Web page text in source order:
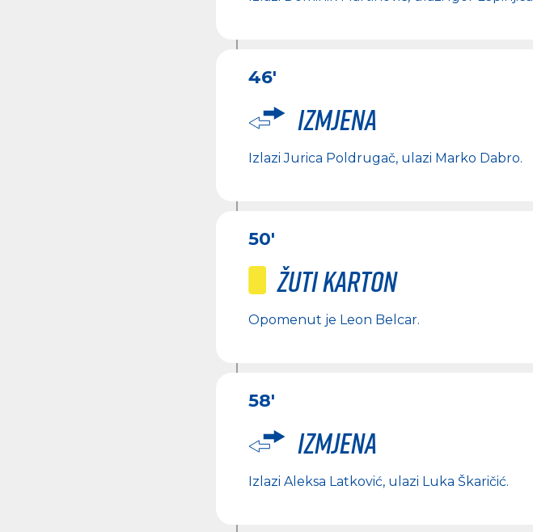
46'
Izmjena
IzlaziJurica Poldrugač, ulazi Marko Dabro.
50'
Žuti karton
Opomenut je Leon Belcar.
58'
Izmjena
Izlazi Aleksa Latković, ulazi Luka Škaričić.